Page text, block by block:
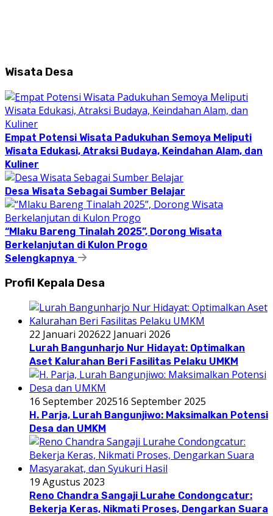
Wisata Desa
Empat Potensi Wisata Padukuhan Semoya Meliputi
Wisata Edukasi, Atraksi Budaya, Keindahan Alam, dan
Kuliner
Desa Wisata Sebagai Sumber Belajar
“Mlaku Bareng Tinalah 2025”, Dorong Wisata
Berkelanjutan di Kulon Progo
Selengkapnya
Profil Kepala Desa
22 Januari 202622 Januari 2026
Lurah Bangunharjo Nur Hidayat: Optimalkan
Aset Kalurahan Beri Fasilitas Pelaku UMKM
16 September 202516 September 2025
H. Parja, Lurah Bangunjiwo: Maksimalkan Potensi
Desa dan UMKM
19 Agustus 2023
Reno Chandra Sangaji Lurahe Condongcatur:
Bekerja Keras, Nikmati Proses, Dengarkan Suara